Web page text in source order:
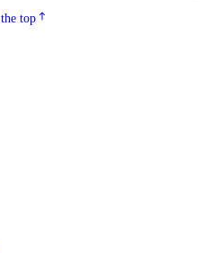
instruction
and school
training establishment and
and school development
top